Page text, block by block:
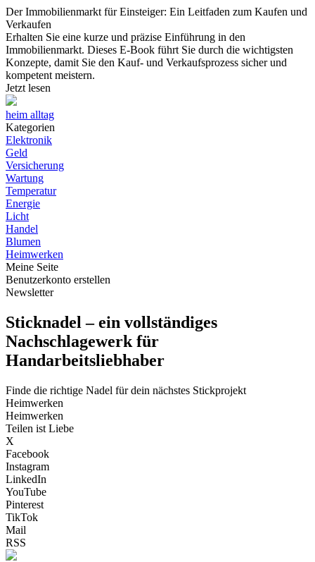
Der Immobilienmarkt für Einsteiger: Ein Leitfaden zum Kaufen und
Verkaufen
Erhalten Sie eine kurze und präzise Einführung in den
Immobilienmarkt. Dieses E-Book führt Sie durch die wichtigsten
Konzepte, damit Sie den Kauf- und Verkaufsprozess sicher und
kompetent meistern.
Jetzt lesen
heim alltag
Kategorien
Elektronik
Geld
Versicherung
Wartung
Temperatur
Energie
Licht
Handel
Blumen
Heimwerken
Meine Seite
Benutzerkonto erstellen
Newsletter
Sticknadel – ein vollständiges
Nachschlagewerk für
Handarbeitsliebhaber
Finde die richtige Nadel für dein nächstes Stickprojekt
Heimwerken
Heimwerken
Teilen ist Liebe
X
Facebook
Instagram
LinkedIn
YouTube
Pinterest
TikTok
Mail
RSS